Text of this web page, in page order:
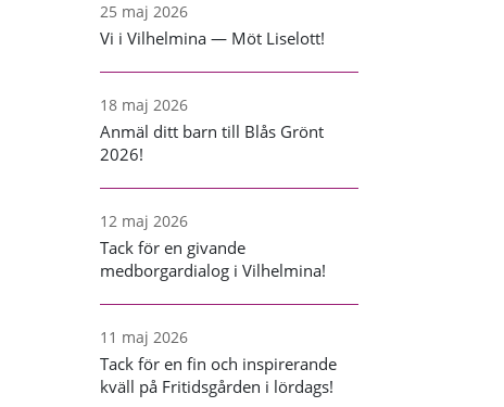
25 maj 2026
Vi i Vilhelmina — Möt Liselott!
18 maj 2026
Anmäl ditt barn till Blås Grönt
2026!
12 maj 2026
Tack för en givande
medborgardialog i Vilhelmina!
11 maj 2026
Tack för en fin och inspirerande
kväll på Fritidsgården i lördags!